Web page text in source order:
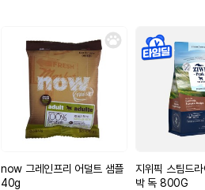
now 그레인프리 어덜트 샘플
40g
지위픽 스팀드
박 독 800G